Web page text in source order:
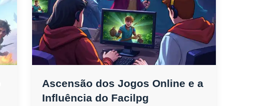
Ascensão dos Jogos Online e a
Influência do Facilpg